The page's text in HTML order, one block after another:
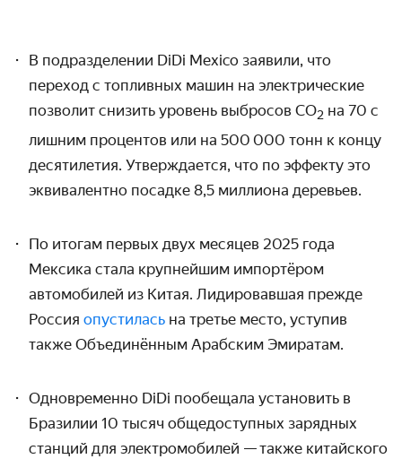
В подразделении DiDi Mexico заявили, что
переход с топливных машин на электрические
позволит снизить уровень выбросов CO2 на 70 с
лишним процентов или на 500 000 тонн к концу
десятилетия. Утверждается, что по эффекту это
эквивалентно посадке 8,5 миллиона деревьев.
По итогам первых двух месяцев 2025 года
Мексика стала крупнейшим импортёром
автомобилей из Китая. Лидировавшая прежде
Россия опустилась на третье место, уступив
также Объединённым Арабским Эмиратам.
Одновременно DiDi пообещала установить в
Бразилии 10 тысяч общедоступных зарядных
станций для электромобилей — также китайского